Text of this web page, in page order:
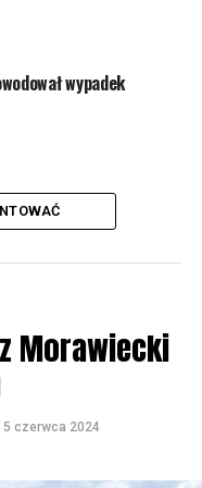
Parku
Narodowym
wypadek
Morawiecki
5 czerwca 2024